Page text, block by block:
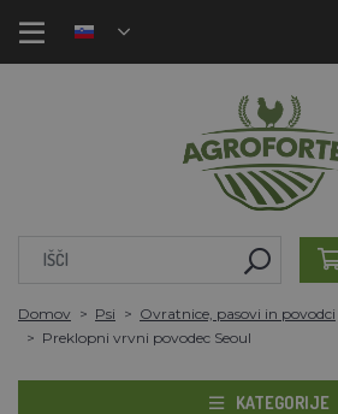
Domov Psi Ovratnice, pasovi in povodci
Preklopni vrvni povodec Seoul
KATEGORIJE